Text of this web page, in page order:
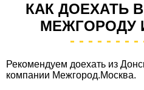
КАК ДОЕХАТЬ
МЕЖГОРОДУ
Рекомендуем доехать из
компании Межгород.Москва.